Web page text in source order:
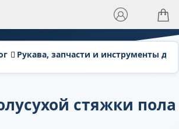
Рукава, запчасти и инструменты
стяжки пола